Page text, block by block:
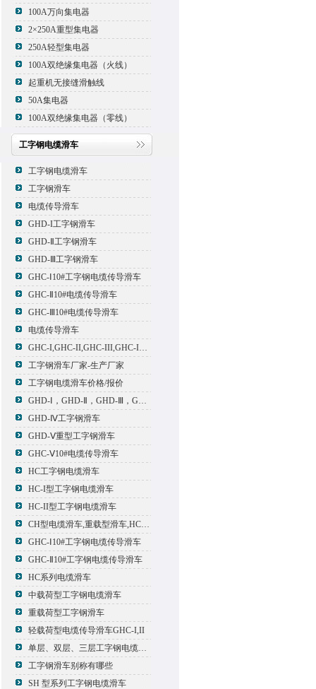
100A万向集电器
2×250A重型集电器
250A轻型集电器
100A双绝缘集电器（火线）
起重机无接缝滑触线
50A集电器
100A双绝缘集电器（零线）
工字钢电缆滑车
工字钢电缆滑车
工字钢滑车
电缆传导滑车
GHD-I工字钢滑车
GHD-Ⅱ工字钢滑车
GHD-Ⅲ工字钢滑车
GHC-Ⅰ10#工字钢电缆传导滑车
GHC-Ⅱ10#电缆传导滑车
GHC-Ⅲ10#电缆传导滑车
电缆传导滑车
GHC-I,GHC-II,GHC-III,GHC-IV,GHC-V电缆滑车
工字钢滑车厂家-生产厂家
工字钢电缆滑车价格/报价
GHD-Ⅰ，GHD-Ⅱ，GHD-Ⅲ，GHD-Ⅳ，GHD-Ⅴ工字钢滑车
GHD-Ⅳ工字钢滑车
GHD-Ⅴ重型工字钢滑车
GHC-Ⅴ10#电缆传导滑车
HC工字钢电缆滑车
HC-I型工字钢电缆滑车
HC-II型工字钢电缆滑车
CH型电缆滑车,重载型滑车,HC型滑车
GHC-Ⅰ10#工字钢电缆传导滑车
GHC-Ⅱ10#工字钢电缆传导滑车
HC系列电缆滑车
中载荷型工字钢电缆滑车
重载荷型工字钢滑车
轻载荷型电缆传导滑车GHC-I,II
单层、双层、三层工字钢电缆传导滑车
工字钢滑车别称有哪些
SH 型系列工字钢电缆滑车